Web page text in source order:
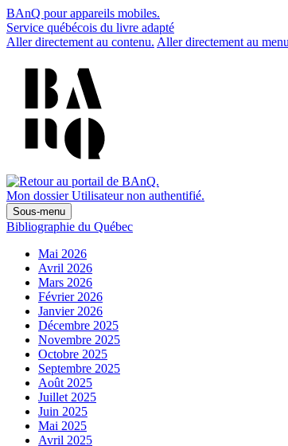
BAnQ pour appareils mobiles.
Service québécois du livre adapté
Aller directement au contenu. Aller directement au
Mon dossier Utilisateur non authentifié.
Sous-menu
Bibliographie du Québec
Mai 2026
Avril 2026
Mars 2026
Février 2026
Janvier 2026
Décembre 2025
Novembre 2025
Octobre 2025
Septembre 2025
Août 2025
Juillet 2025
Juin 2025
Mai 2025
Avril 2025